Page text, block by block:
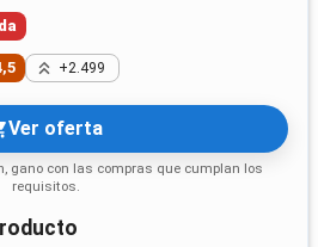
+2.499
Ver oferta
gano con las compras que cumplan los
requisitos.